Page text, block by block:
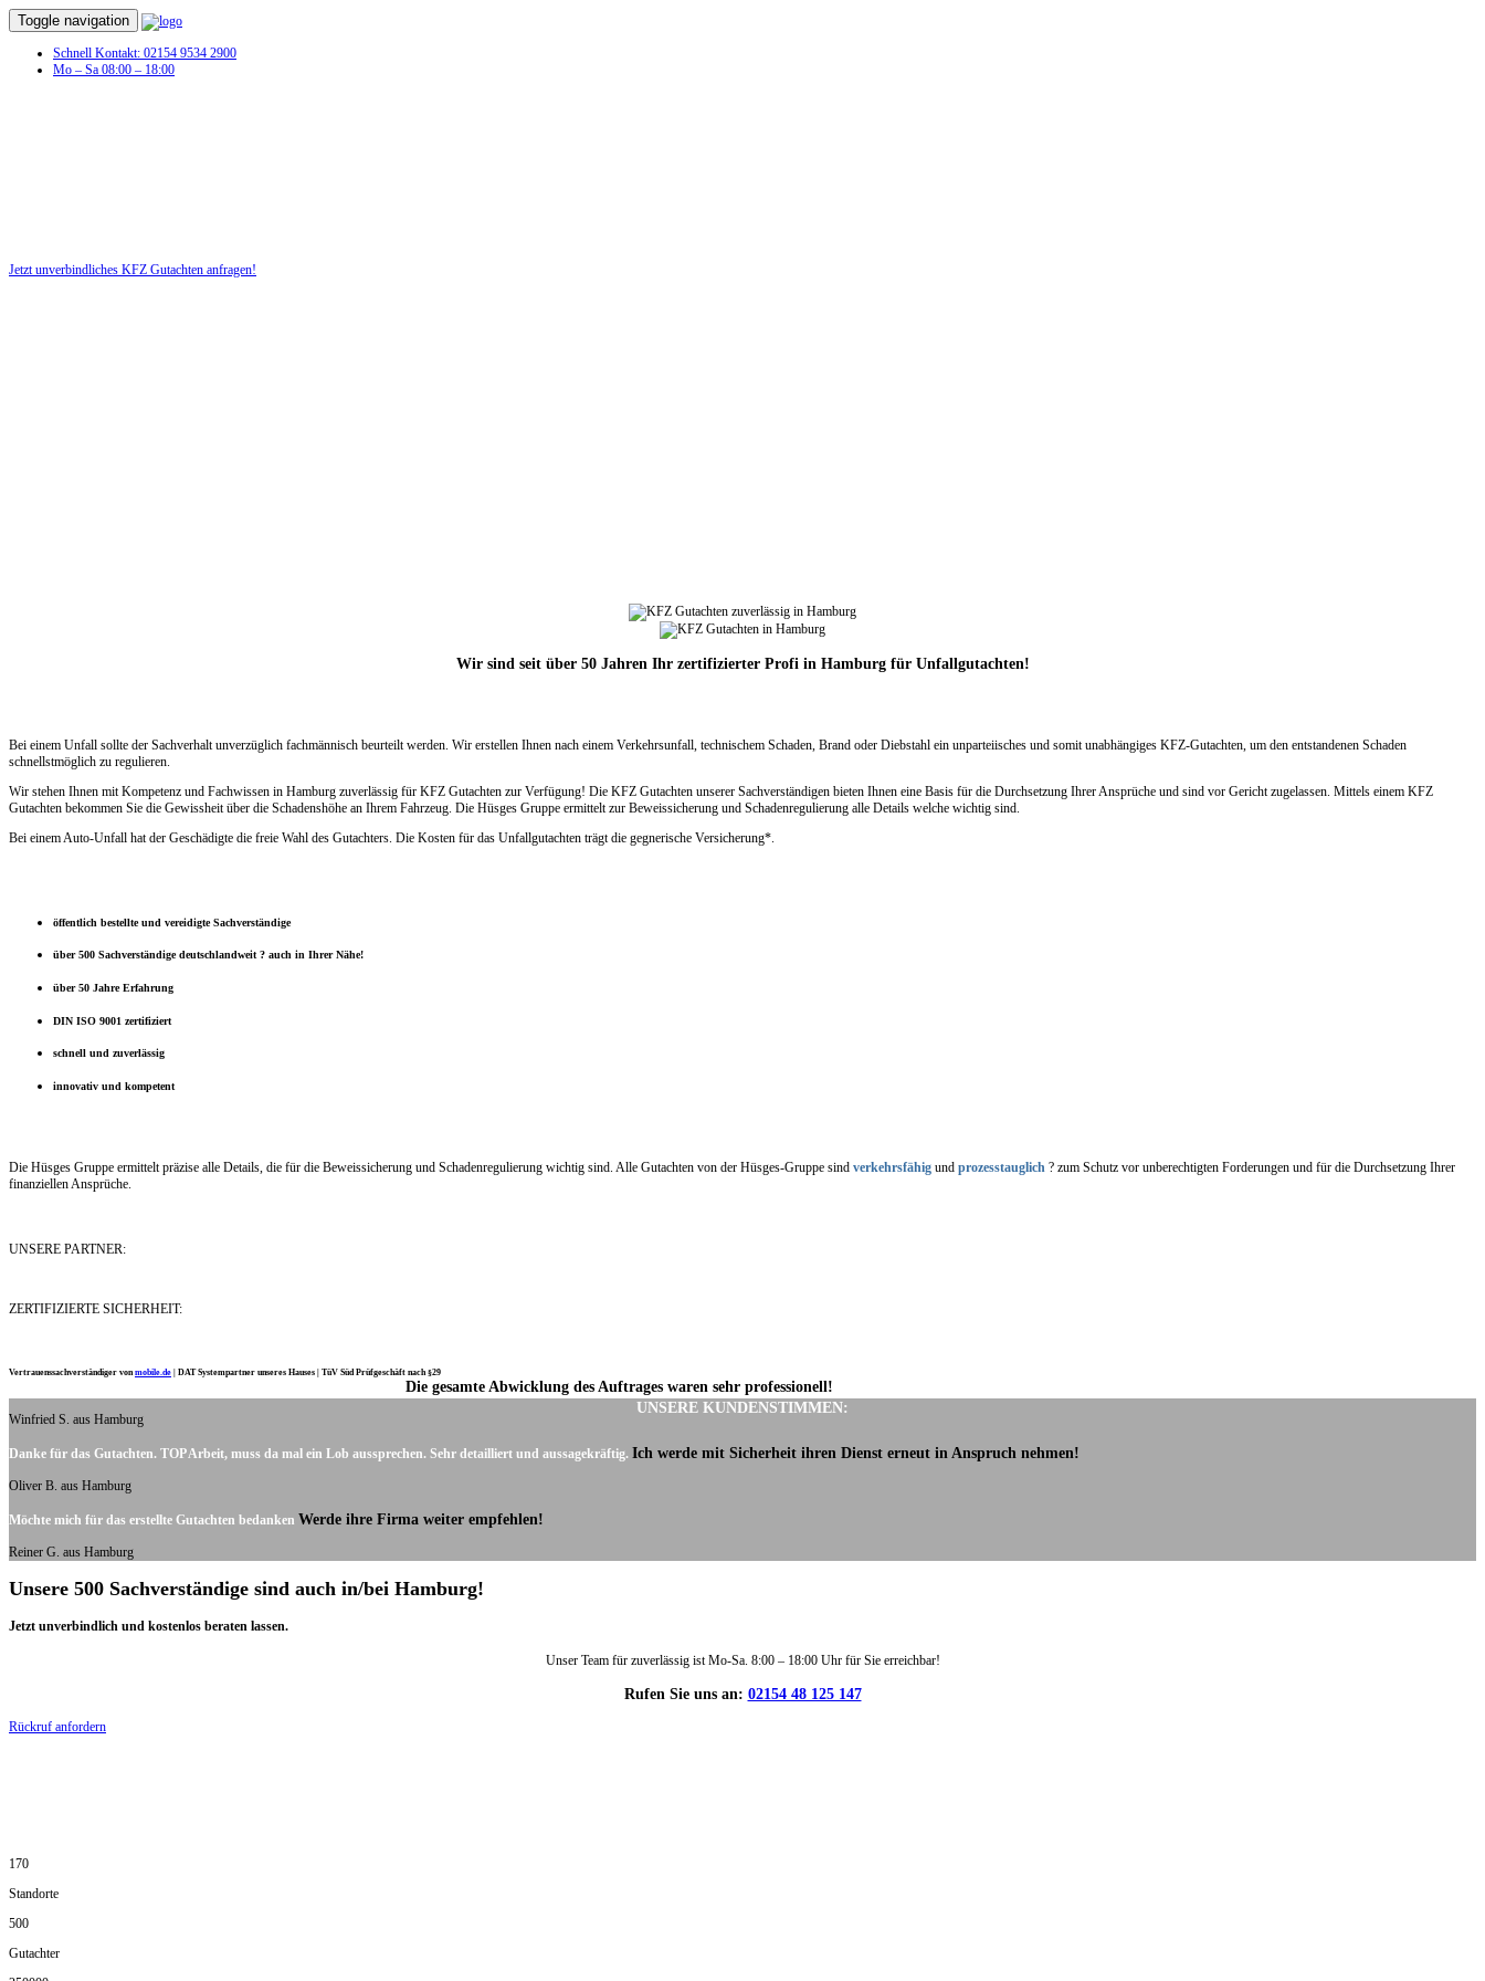
Toggle navigation
Schnell Kontakt: 02154 9534 2900
Mo – Sa 08:00 – 18:00
Jetzt unverbindliches KFZ Gutachten anfragen!
Wir sind seit über 50 Jahren Ihr zertifizierter Profi in Hamburg für Unfallgutachten!
Bei einem Unfall sollte der Sachverhalt unverzüglich fachmännisch beurteilt werden. Wir erstellen Ihnen nach einem Verkehrsunfall, technischem Schaden, Brand oder Diebstahl ein unparteiisches und somit unabhängiges KFZ-Gutachten, um den entstandenen Schaden
schnellstmöglich zu regulieren.
Wir stehen Ihnen mit Kompetenz und Fachwissen in Hamburg zuverlässig für KFZ Gutachten zur Verfügung! Die KFZ Gutachten unserer Sachverständigen bieten Ihnen eine Basis für die Durchsetzung Ihrer Ansprüche und sind vor Gericht zugelassen. Mittels einem KFZ
Gutachten bekommen Sie die Gewissheit über die Schadenshöhe an Ihrem Fahrzeug. Die Hüsges Gruppe ermittelt zur Beweissicherung und Schadenregulierung alle Details welche wichtig sind.
Bei einem Auto-Unfall hat der Geschädigte die freie Wahl des Gutachters. Die Kosten für das Unfallgutachten trägt die gegnerische Versicherung*.
öffentlich bestellte und vereidigte Sachverständige
über 500 Sachverständige deutschlandweit ? auch in Ihrer Nähe!
über 50 Jahre Erfahrung
DIN ISO 9001 zertifiziert
schnell und zuverlässig
innovativ und kompetent
Die Hüsges Gruppe ermittelt präzise alle Details, die für die Beweissicherung und Schadenregulierung wichtig sind. Alle Gutachten von der Hüsges-Gruppe sind verkehrsfähig und prozesstauglich ? zum Schutz vor unberechtigten Forderungen und für die Durchsetzung Ihrer
finanziellen Ansprüche.
UNSERE PARTNER:
ZERTIFIZIERTE SICHERHEIT:
Vertrauenssachverständiger vonmobile.de DAT Systempartner unseres Hauses | TüV Süd Prüfgeschäft nach §29
UNSERE KUNDENSTIMMEN:
Die gesamte Abwicklung des Auftrages waren sehr professionell!
Winfried S. aus Hamburg
Danke für das Gutachten. TOP Arbeit, muss da mal ein Lob aussprechen. Sehr detailliert und aussagekräftig. Ich werde mit Sicherheit ihren Dienst erneut in Anspruch nehmen!
Oliver B. aus Hamburg
Möchte mich für das erstellte Gutachten bedanken Werde ihre Firma weiter empfehlen!
Reiner G. aus Hamburg
Unsere 500 Sachverständige sind auch in/bei Hamburg!
Jetzt unverbindlich und kostenlos beraten lassen.
Unser Team für zuverlässig ist Mo-Sa. 8:00 – 18:00 Uhr für Sie erreichbar!
Rufen Sie uns an: 02154 48 125 147
Rückruf anfordern
170
Standorte
500
Gutachter